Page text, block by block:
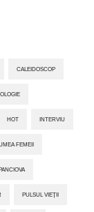
CALEIDOSCOP
HOT INTERVIU
FEMEII
PULSUL VIEȚII